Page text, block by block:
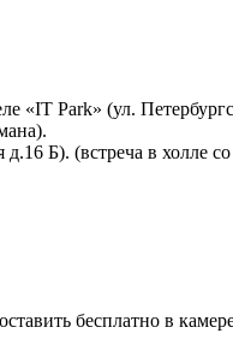
«IT Park» (ул.
Б). (встреча в холле
бесплатно в